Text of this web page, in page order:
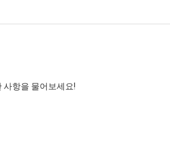
사항을 물어보세요!